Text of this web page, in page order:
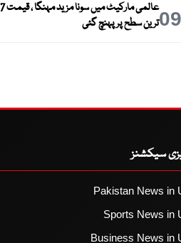
09ترین سطح پر پہنچ گئی
سیکشنز
Pakistan News in
Sports News in
Business News in